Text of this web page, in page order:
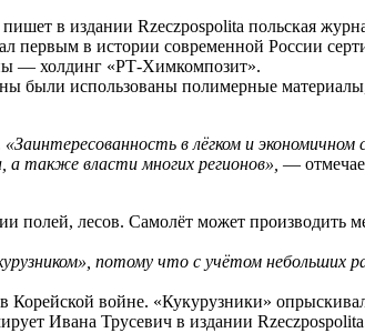
в издании Rzeczpospolita польская
первым в истории современной России
— холдинг «РТ-Химкомпозит».
были использованы полимерные
«Заинтересованность в лёгком и экономичном
а также власти многих регионов», —
полей, лесов. Самолёт может производить
потому что с учётом небольших
войне. «Кукурузники»
Ивана Трусевич в издании